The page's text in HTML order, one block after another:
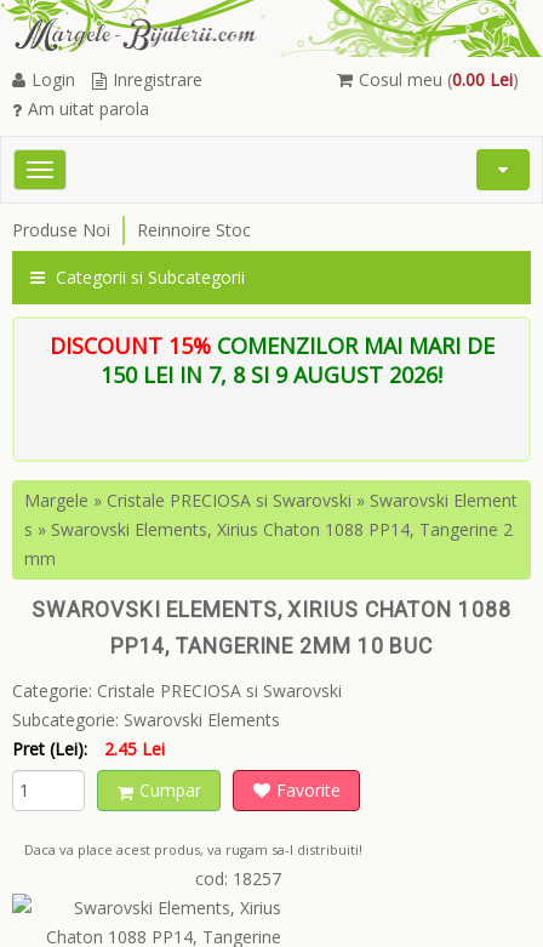
Cosul meu (0.00 Lei)
Login
Inregistrare
Am uitat parola
Toggle
Open
Produse Noi Reinnoire Stoc
Categorii si Subcategorii
DISCOUNT 15% COMENZILOR MAI MARI DE
150 LEI IN 7, 8 SI 9 AUGUST 2026!
Margele » Cristale PRECIOSA si Swarovski » Swarovski Element
s » Swarovski Elements, Xirius Chaton 1088 PP14, Tangerine 2
mm
SWAROVSKI ELEMENTS, XIRIUS CHATON 1088
PP14, TANGERINE 2MM 10 BUC
Categorie: Cristale PRECIOSA si Swarovski
Subcategorie: Swarovski Elements
Pret (Lei):
2.45 Lei
Cumpar
Favorite
Daca va place acest produs, va rugam sa-l distribuiti!
cod: 18257